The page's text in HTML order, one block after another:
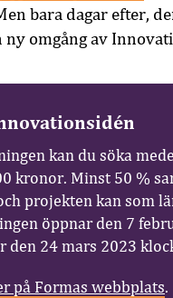
bara dagar efter,
ny omgång av
kan du söka
kronor. Minst 50 %
projekten kan som
öppnar den 7
den 24 mars 2023
på Formas webbplats.